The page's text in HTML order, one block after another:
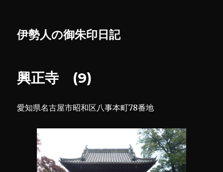
伊勢人の御朱印日記
興正寺 (9)
愛知県名古屋市昭和区八事本町78番地